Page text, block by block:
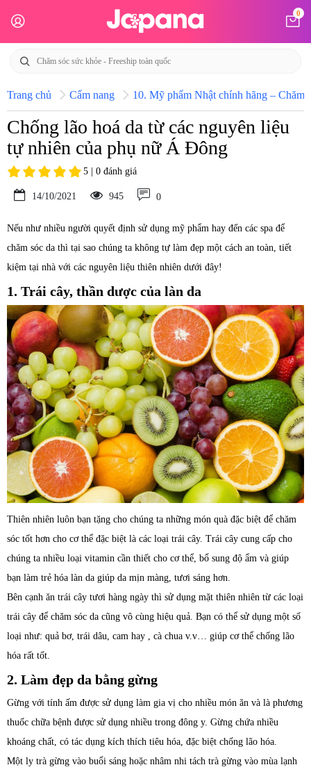
0
Trang chủ Cẩm nang 10. Mỹ phẩm Nhật chính hãng – Chăm
Chống lão hoá da từ các nguyên liệu
tự nhiên của phụ nữ Á Đông
5 | 0 đánh giá
14/10/2021 945 0
Nếu như nhiều người quyết định sử dụng mỹ phẩm hay đến các spa để
chăm sóc da thì tại sao chúng ta không tự làm đẹp một cách an toàn, tiết
kiệm tại nhà với các nguyên liệu thiên nhiên dưới đây!
1. Trái cây, thần dược của làn da
Thiên nhiên luôn bạn tặng cho chúng ta những món quà đặc biệt để chăm
sóc tốt hơn cho cơ thể đặc biệt là các loại trái cây. Trái cây cung cấp cho
chúng ta nhiều loại vitamin cần thiết cho cơ thể, bổ sung độ ẩm và giúp
bạn làm trẻ hóa làn da giúp da mịn màng, tươi sáng hơn.
Bên cạnh ăn trái cây tươi hàng ngày thì sử dụng mặt thiên nhiên từ các loại
trái cây để chăm sóc da cũng vô cùng hiệu quả. Bạn có thể sử dụng một số
loại như: quả bơ, trái dâu, cam hay , cà chua v.v… giúp cơ thể chống lão
hóa rất tốt.
2. Làm đẹp da bằng gừng
Gừng với tính ấm được sử dụng làm gia vị cho nhiều món ăn và là phương
thuốc chữa bệnh được sử dụng nhiều trong đông y. Gừng chứa nhiều
khoáng chất, có tác dụng kích thích tiêu hóa, đặc biệt chống lão hóa.
Một ly trà gừng vào buổi sáng hoặc nhâm nhi tách trà gừng vào mùa lạnh